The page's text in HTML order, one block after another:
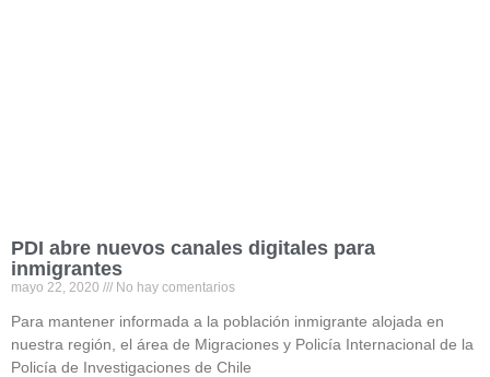
PDI abre nuevos canales digitales para
inmigrantes
mayo 22, 2020 No hay comentarios
Para mantener informada a la población inmigrante alojada en
nuestra región, el área de Migraciones y Policía Internacional de la
Policía de Investigaciones de Chile